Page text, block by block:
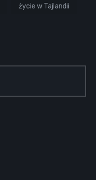
życie w Tajlandii